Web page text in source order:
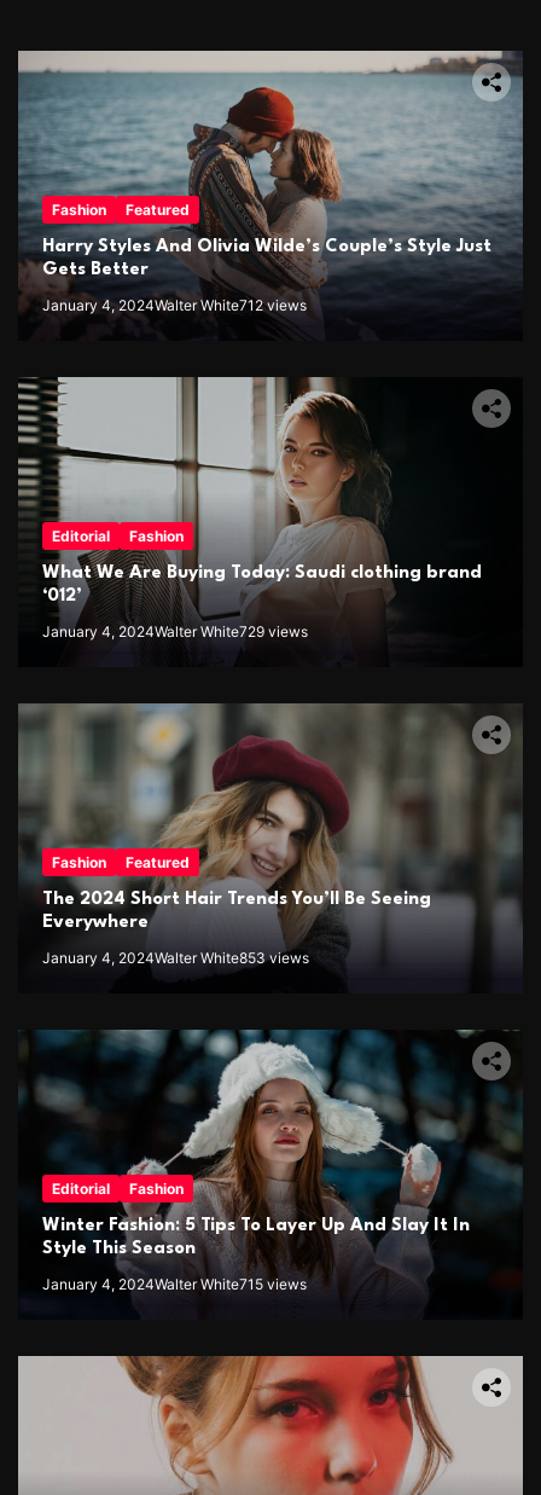
Fashion Featured
Harry Styles And Olivia Wilde’s Couple’s Style Just
Gets Better
January 4, 2024Walter White712 views
Editorial Fashion
What We Are Buying Today: Saudi clothing brand
‘012’
January 4, 2024Walter White729 views
Fashion Featured
The 2024 Short Hair Trends You’ll Be Seeing
Everywhere
January 4, 2024Walter White853 views
Editorial Fashion
Winter Fashion: 5 Tips To Layer Up And Slay It In
Style This Season
January 4, 2024Walter White715 views